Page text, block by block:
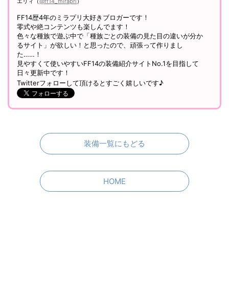
FF14歴4年のミラプリ大好きブロガーです！
零式や絶コンテンツも楽しんでます！
色々な種族で遊ぶ中で「種族ごとの装備の見た目の違いが分か
るサイト」が欲しい！と思ったので、頑張って作りまし
た……！
見やすくて使いやすいFF14の装備紹介サイトNo.1を目指して
日々更新中です！
Twitterフォローして頂けるとすごく嬉しいです♪
装備一覧にもどる
HOME